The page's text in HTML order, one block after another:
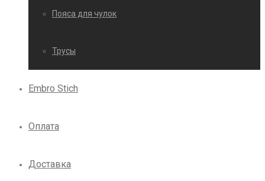
Пояса для чулок
Трусы
Embro Stich
Оплата
Доставка